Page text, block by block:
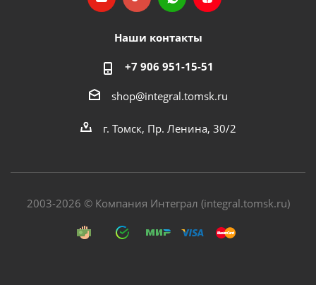
Наши контакты
+7 906 951-15-51
shop@integral.tomsk.ru
г. Томск, Пр. Ленина, 30/2
2003-2026 © Компания Интеграл (integral.tomsk.ru)